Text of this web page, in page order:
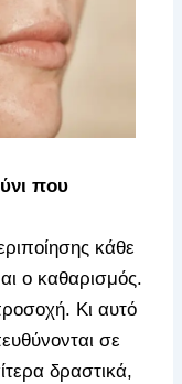
που
κάθε
ο καθαρισμός.
Κι αυτό
σε
δραστικά,